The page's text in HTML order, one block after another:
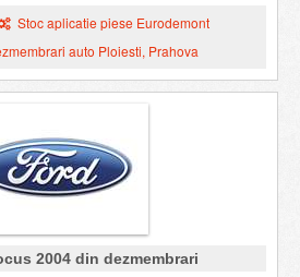
Stoc aplicatie piese Eurodemont
auto Ploiesti, Prahova
2004 din dezmembrari